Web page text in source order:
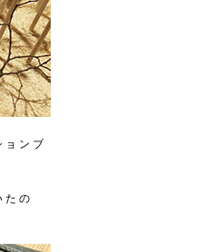
ョンブ
たの